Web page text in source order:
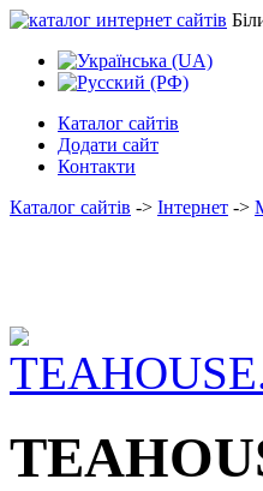
Каталог сайтів
Додати сайт
Контакти
Каталог сайтів -> Інтернет ->